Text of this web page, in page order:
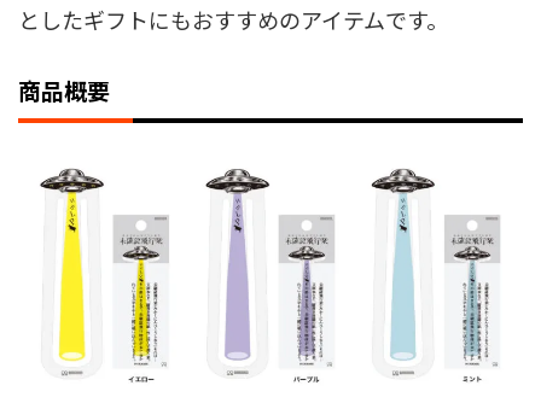
としたギフトにもおすすめのアイテムです。
商品概要